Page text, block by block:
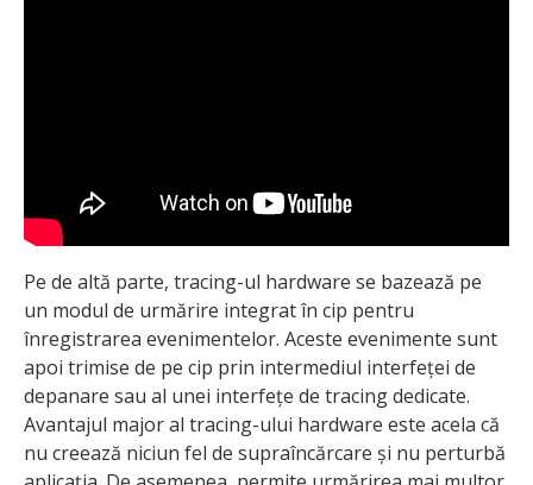
Pe de altă parte, tracing-ul hardware se bazează pe
un modul de urmărire integrat în cip pentru
înregistrarea evenimentelor. Aceste evenimente sunt
apoi trimise de pe cip prin intermediul interfeței de
depanare sau al unei interfețe de tracing dedicate.
Avantajul major al tracing-ului hardware este acela că
nu creează niciun fel de supraîncărcare și nu perturbă